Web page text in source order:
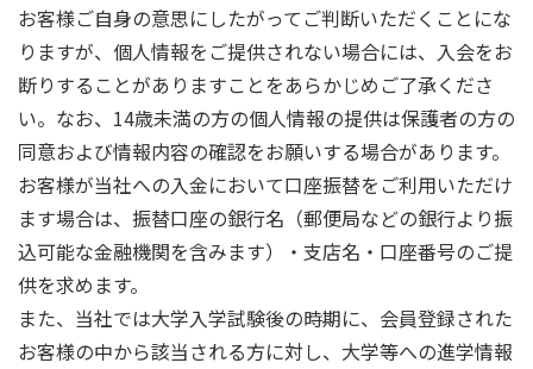
お客様ご自身の意思にしたがってご判断いただくことにな
りますが、個人情報をご提供されない場合には、入会をお
断りすることがありますことをあらかじめご了承くださ
い。なお、14歳未満の方の個人情報の提供は保護者の方の
同意および情報内容の確認をお願いする場合があります。
お客様が当社への入金において口座振替をご利用いただけ
ます場合は、振替口座の銀行名（郵便局などの銀行より振
込可能な金融機関を含みます）・支店名・口座番号のご提
供を求めます。
また、当社では大学入学試験後の時期に、会員登録された
お客様の中から該当される方に対し、大学等への進学情報